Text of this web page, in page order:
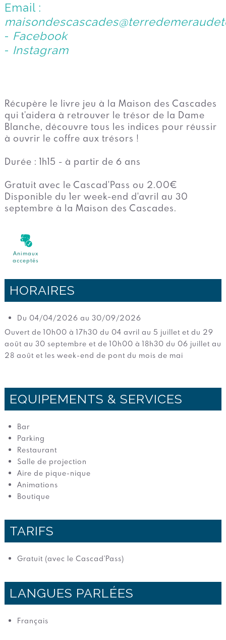
Email :
- Facebook
- Instagram
Récupère le livre jeu à la Maison des Cascades
qui t’aidera à retrouver le trésor de la Dame
Blanche, découvre tous les indices pour réussir
à ouvrir le coffre aux trésors !
Durée : 1h15 - à partir de 6 ans
Gratuit avec le Cascad'Pass ou 2.00€
Disponible du 1er week-end d'avril au 30
septembre à la Maison des Cascades.
Animaux
acceptés
HORAIRES
Du 04/04/2026 au 30/09/2026
Ouvert de 10h00 à 17h30 du 04 avril au 5 juillet et du 29
août au 30 septembre et de 10h00 à 18h30 du 06 juillet au
28 août et les week-end de pont du mois de mai
EQUIPEMENTS & SERVICES
Bar
Parking
Restaurant
Salle de projection
Aire de pique-nique
Animations
Boutique
TARIFS
Gratuit (avec le Cascad'Pass)
LANGUES PARLÉES
Français